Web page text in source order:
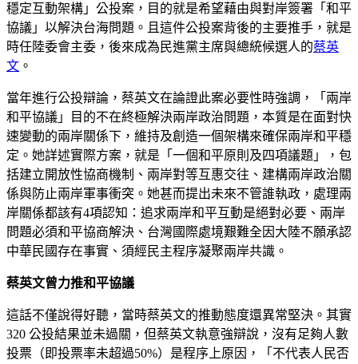
穩定互動架構」公投案，目的就是希望藉由與對岸簽署「和平
協議」以解決台海問題。且這件公投案背後的主要推手，就是
時任陸委會主委，後來成為民進黨主席與總統候選人的蔡英
文 。
當年進行公投辯論，蔡英文在論證此案必要性時強調，「兩岸
和平協議」目的不在終極解決兩岸政治問題，本質是在面對快
速變動的兩岸關係下，維持及創造一個架構來確保兩岸和平穩
定。她詳述實際方案，就是「一個和平原則及四項議題」，包
括建立開放性協商機制、兩岸對等互惠交往、建構兩岸政治關
係與防止兩岸軍事衝突。她甚而提出未來不管誰執政，處理兩
岸關係都該有4項認知：追求兩岸和平互動是絕對必要、兩岸
問題必須和平協商解決、台灣國際處境艱難全因大陸不願承認
中華民國存在事實、須經民主程序凝聚兩岸共識。
蔡英文曾力推和平協議
這話不僅說得好聽，當時蔡英文的推動態度還異常堅決。其實
320 公投結果並未過關，但蔡英文執意強辯說，沒有足夠人數
投票（即投票率未超過50%）是程序上原因，「不代表人民否